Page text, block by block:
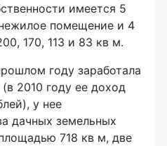
имеется 5
помещение и 4
170, 113 и 83 кв м.
году заработала
2010 году ее доход
у нее
дачных земельных
718 кв м, две